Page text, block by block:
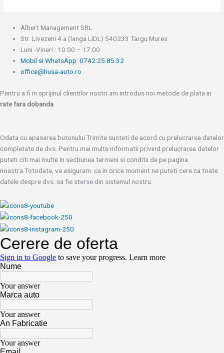
Albert Management SRL
Str. Livezeni 4 a (langa LIDL) 540233 Targu Mures
Luni -Vineri : 10:00 – 17:00
Mobil si WhatsApp: 0742.25.85.32
office@husa-auto.ro
Pentru a fi in sprijinul clientilor nostri am introdus noi metode de plata in
rate fara dobanda
Odata cu apasarea butonului Trimite sunteti de acord cu prelucrarea datelor
completate de dvs. Pentru mai multe informatii privind prelucrarea datelor
puteti citi mai multe in sectiunea termeni si conditii de pe pagina
noastra.Totodata, va asiguram ca in orice moment ne puteti cere ca toate
datele despre dvs. sa fie sterse din sistemul nostru.